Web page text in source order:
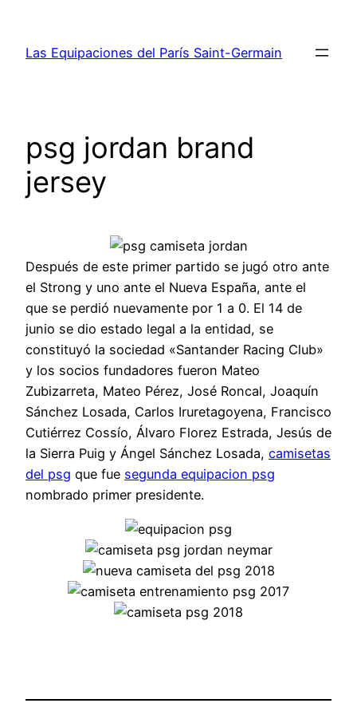
contenido
Las Equipaciones del París Saint-Germain
psg jordan brand
jersey
Después de este primer partido se jugó otro ante
el Strong y uno ante el Nueva España, ante el
que se perdió nuevamente por 1 a 0. El 14 de
junio se dio estado legal a la entidad, se
constituyó la sociedad «Santander Racing Club»
y los socios fundadores fueron Mateo
Zubizarreta, Mateo Pérez, José Roncal, Joaquín
Sánchez Losada, Carlos Iruretagoyena, Francisco
Cutiérrez Cossío, Álvaro Florez Estrada, Jesús de
la Sierra Puig y Ángel Sánchez Losada, camisetas
del psg que fue segunda equipacion psg
nombrado primer presidente.